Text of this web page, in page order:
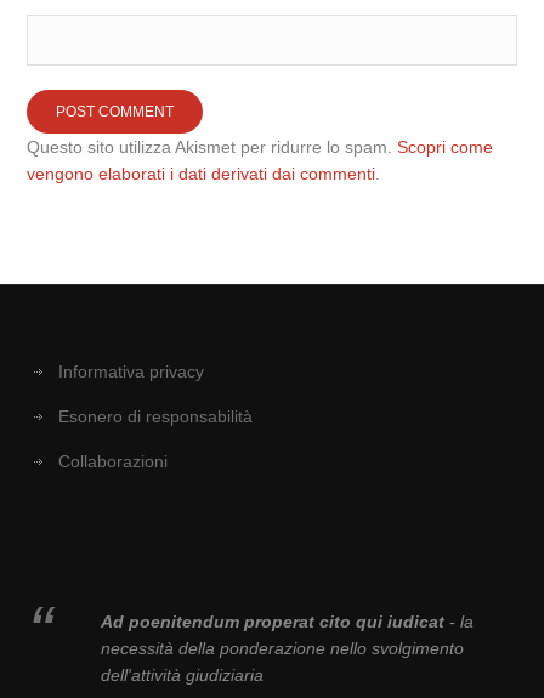
Questo sito utilizza Akismet per ridurre lo spam.Scopri come
vengono elaborati i dati derivati dai commenti
Informativa privacy
Esonero di responsabilità
Collaborazioni
Ad poenitendum properat cito qui iudicat- la
necessità della ponderazione nello svolgimento
dell'attività giudiziaria